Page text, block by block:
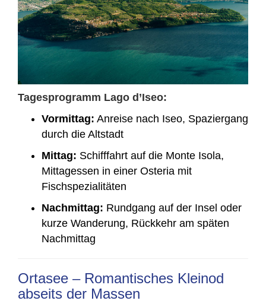
Tagesprogramm Lago d’Iseo:
Vormittag: Anreise nach Iseo, Spaziergang
durch die Altstadt
Mittag: Schifffahrt auf die Monte Isola,
Mittagessen in einer Osteria mit
Fischspezialitäten
Nachmittag: Rundgang auf der Insel oder
kurze Wanderung, Rückkehr am späten
Nachmittag
Ortasee – Romantisches Kleinod
abseits der Massen